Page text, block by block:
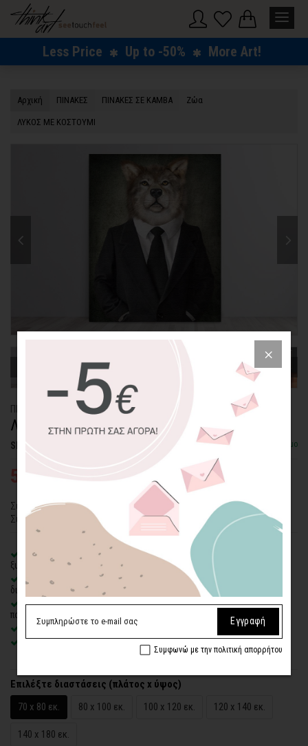
Less Price Up to -50% More Art!
Αρχική ΠΙΝΑΚΕΣ ΠΙΝΑΚΕΣ ΣΕ ΚΑΜΒΑ Ζώα
ΛΥΚΟΣ ΜΕ ΚΟΣΤΟΥΜΙ
ΠΙΝΑΚΑΣ ΚΑΜΒΑΣ
ΛΥΚΟΣ ΜΕ ΚΟΣΤΟΥΜΙ
SKU: CVPS-247-P Διαθέσιμο
53,48€
Σύγχρονο θέμα σε πίνακα καμβά με έναν κοστουμαρισμένο λύκο.
Συνδυάζεται μοναδικά με τα υπόλοιπα θέματα της ίδιας σειράς.
100% πιστοποιημένος βαμβακερός καμβάς
ξυλείας
Οικολογική εκτύπωση
με μελάνια νερού latex, χωρίς χημικούς
διαλύτες και οσμές
Δυνατότητα προσθήκηςξύλινης διακοσμητικής κορνίζαςμε
πολλές επιλογές
Χειροποίητη κατασκευή
, ένας – ένας πίνακας κατά παραγγελία
Έτοιμοι για τοποθέτηση – με κρυφό σύστημα στήριξης
Επιλέξτε διαστάσεις (πλάτος x ύψος)
70 x 80 εκ.
80 x 100 εκ. 100 x 120 εκ. 120 x 140 εκ.
140 x 180 εκ.
Εγγραφή
Συμφωνώ με την πολιτική απορρήτου